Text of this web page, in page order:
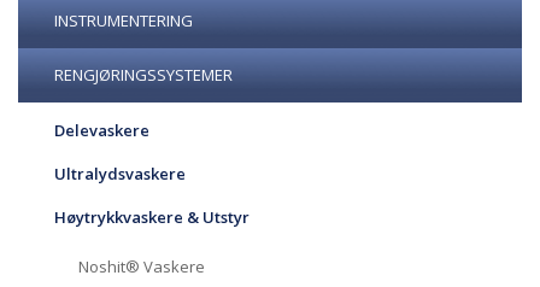
INSTRUMENTERING
RENGJØRINGSSYSTEMER
Delevaskere
Ultralydsvaskere
Høytrykkvaskere & Utstyr
Noshit® Vaskere